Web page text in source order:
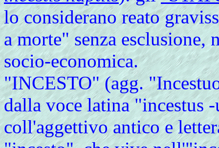
lo considerano reato
a morte" senza esclusione,
socio-economica.
"INCESTO" (agg.
dalla voce latina "incestus
coll'aggettivo antico e